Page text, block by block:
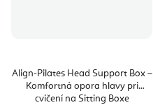
Align-Pilates Head Support Box –
Komfortná opora hlavy pri
cvičení na Sitting Boxe